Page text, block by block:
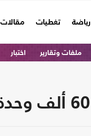
رياضة تغطيات مقالات
ملفات وتقارير اختبار